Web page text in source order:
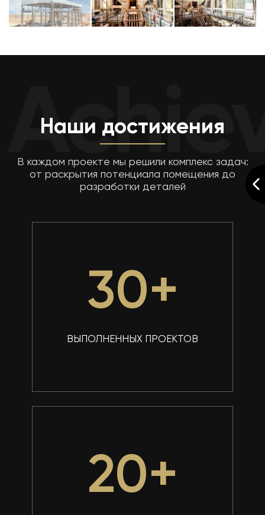
Наши достижения
В каждом проекте мы решили комплекс задач:
от раскрытия потенциала помещения до
разработки деталей
30+
ВЫПОЛНЕННЫХ ПРОЕКТОВ
20+